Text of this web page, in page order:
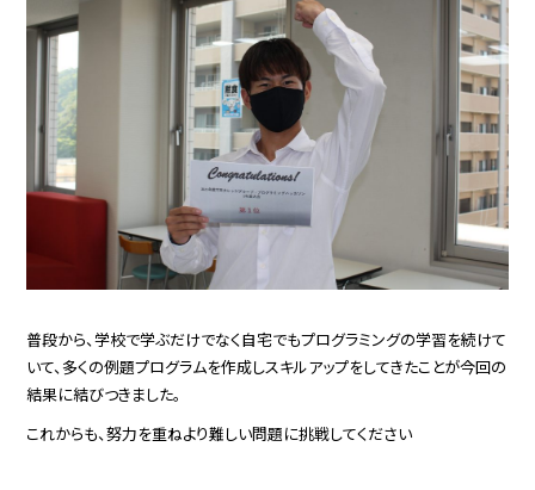
普段から、学校で学ぶだけでなく自宅でもプログラミングの学習を続けて
いて、多くの例題プログラムを作成しスキルアップをしてきたことが今回の
結果に結びつきました。
これからも、努力を重ねより難しい問題に挑戦してください